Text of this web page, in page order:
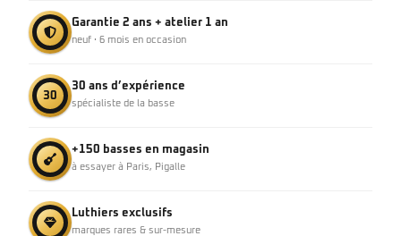
Garantie 2 ans + atelier 1 an
neuf · 6 mois en occasion
30
30 ans d’expérience
spécialiste de la basse
+150 basses en magasin
à essayer à Paris, Pigalle
Luthiers exclusifs
marques rares & sur-mesure